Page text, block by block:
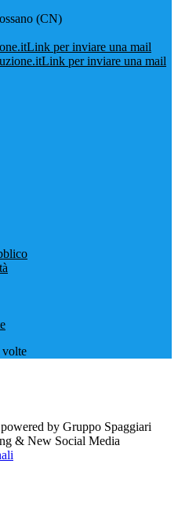
(CN)
Link per inviare una mail
Link per inviare una mail
volte
by Gruppo Spaggiari
& New Social Media